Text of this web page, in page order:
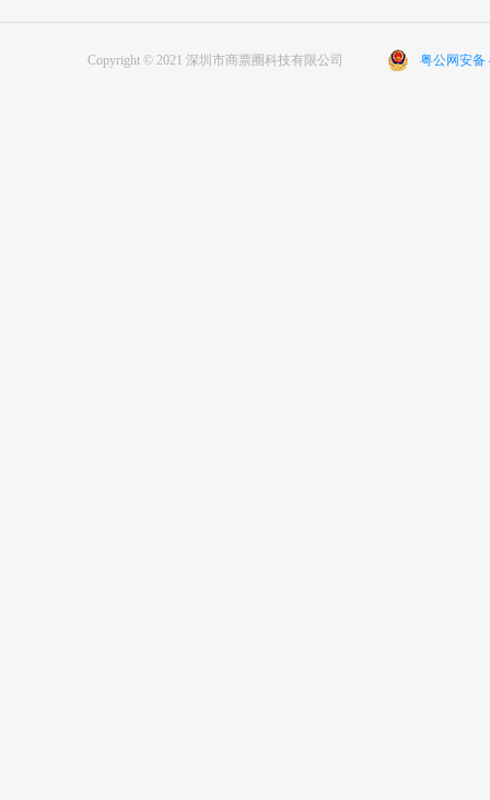
Copyright © 2021 深圳市商票圈科技有限公司 粤公网安备